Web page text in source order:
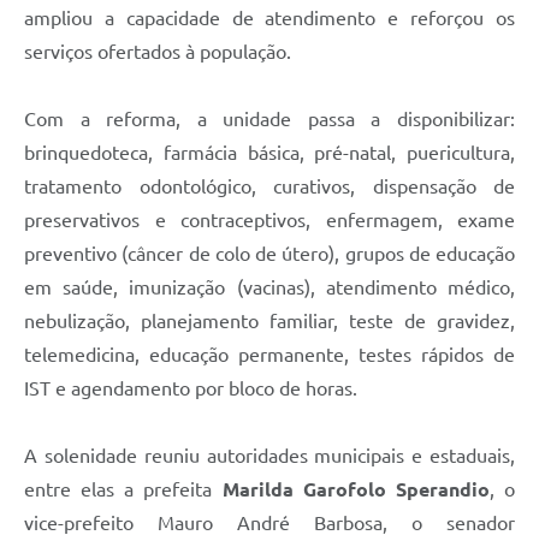
ampliou a capacidade de atendimento e reforçou os
serviços ofertados à população.
Com a reforma, a unidade passa a disponibilizar:
brinquedoteca, farmácia básica, pré-natal, puericultura,
tratamento odontológico, curativos, dispensação de
preservativos e contraceptivos, enfermagem, exame
preventivo (câncer de colo de útero), grupos de educação
em saúde, imunização (vacinas), atendimento médico,
nebulização, planejamento familiar, teste de gravidez,
telemedicina, educação permanente, testes rápidos de
IST e agendamento por bloco de horas.
A solenidade reuniu autoridades municipais e estaduais,
entre elas a prefeita Marilda Garofolo Sperandio , o
vice-prefeito Mauro André Barbosa, o senador